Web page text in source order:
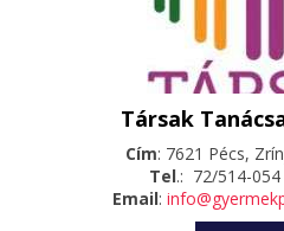
Társak
Cím: 7621 Pécs,
Tel.: 72/514-
Email: